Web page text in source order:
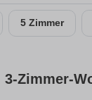
5 Zimmer
3-Zimmer-